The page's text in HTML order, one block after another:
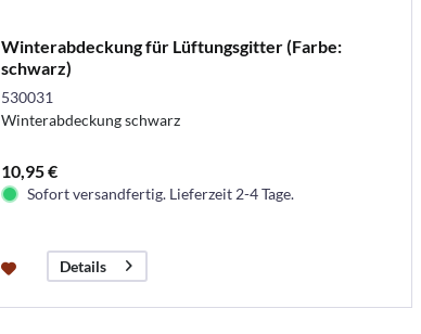
Winterabdeckung für Lüftungsgitter (Farbe:
schwarz)
530031
Winterabdeckung schwarz
10,95 €
Sofort versandfertig. Lieferzeit 2-4 Tage.
Details